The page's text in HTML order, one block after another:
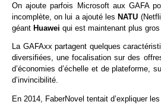
On ajoute parfois Microsoft aux GAFA
incomplète, on lui a ajouté lesNATU
géant Huawei qui est maintenant plus
La GAFAxx partagent quelques
diversifiées, une focalisation sur des
d’économies d’échelle et de plateforme,
d’invincibilité.
En 2014, FaberNovel tentait d’expliquer